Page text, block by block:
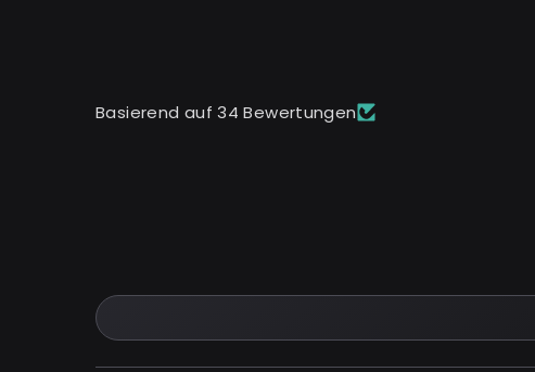
Basierend auf 34 Bewertungen